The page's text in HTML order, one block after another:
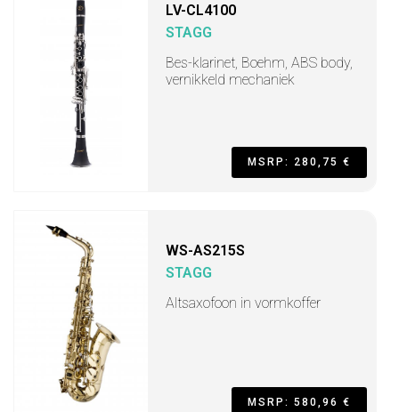
LV-CL4100
STAGG
Bes-klarinet, Boehm, ABS body,
vernikkeld mechaniek
MSRP: 280,75 €
WS-AS215S
STAGG
Altsaxofoon in vormkoffer
MSRP: 580,96 €